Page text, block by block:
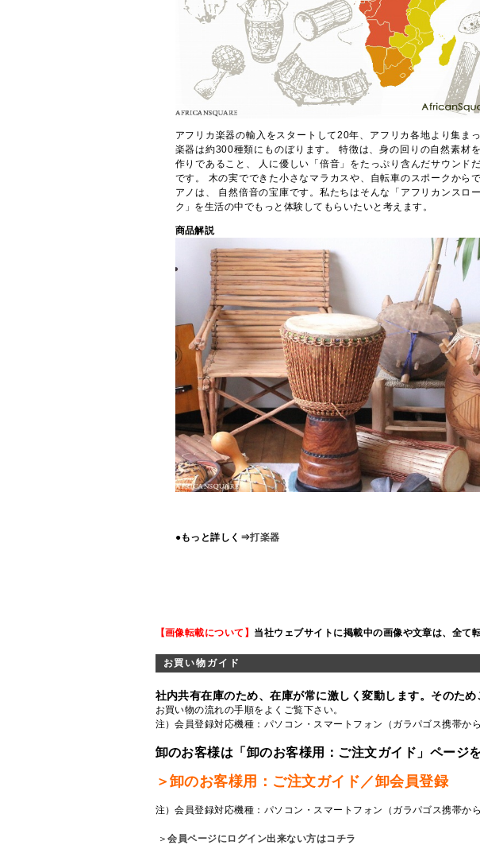
アフリカ楽器の輸入をスタートして20年、アフリカ各地より集ま
楽器は約300種類にものぼります。 特徴は、身の回りの自然素材
作りであること、 人に優しい「倍音」をたっぷり含んだサウンド
です。 木の実でできた小さなマラカスや、自転車のスポークから
アノは、 自然倍音の宝庫です。私たちはそんな「アフリカンスロ
ク」を生活の中でもっと体験してもらいたいと考えます。
商品解説
●もっと詳しく⇒打楽器
【画像転載について】 当社ウェブサイトに掲載中の画像や文章は、全て
お買い物ガイド
社内共有在庫のため、在庫が常に激しく変動します。そのため
お買い物の流れの手順をよくご覧下さい。
注）会員登録対応機種：パソコン・スマートフォン（ガラパゴス携帯か
卸のお客様は「卸のお客様用：ご注文ガイド」ページ
＞卸のお客様用：ご注文ガイド／卸会員登録
注）会員登録対応機種：パソコン・スマートフォン（ガラパゴス携帯か
＞会員ページにログイン出来ない方はコチラ